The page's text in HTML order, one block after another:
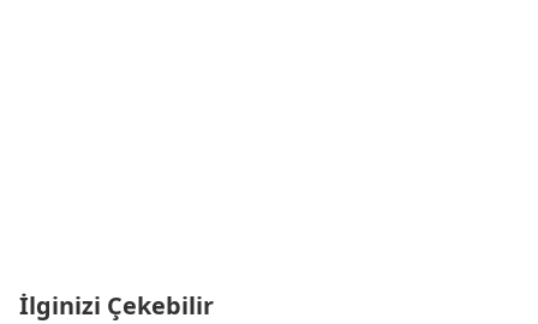
İlginizi Çekebilir